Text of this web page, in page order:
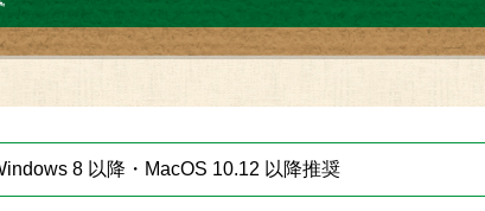
8 以降・MacOS 10.12 以降推奨